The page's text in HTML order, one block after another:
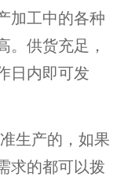
加工中的各种
。供货充足，
日内即可发
生产的，如果
求的都可以拨